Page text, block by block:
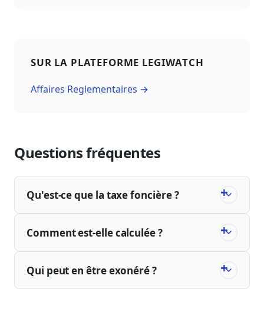
SUR LA PLATEFORME LEGIWATCH
Affaires Reglementaires →
Questions fréquentes
Qu'est-ce que la taxe foncière ?
Comment est-elle calculée ?
Qui peut en être exonéré ?